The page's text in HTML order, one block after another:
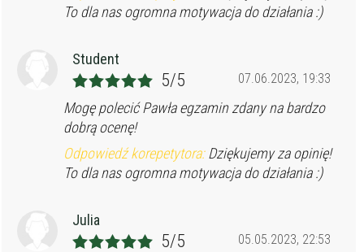
To dla nas ogromna motywacja do działania :)
Student
07.06.2023, 19:33
5/5
Mogę polecić Pawła egzamin zdany na bardzo
dobrą ocenę!
Odpowiedź korepetytora:Dziękujemy za opinię!
To dla nas ogromna motywacja do działania :)
Julia
05.05.2023, 22:53
5/5